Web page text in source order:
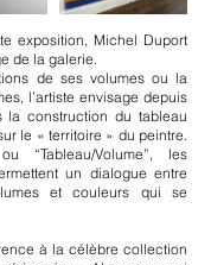
exposition, Michel Duport
de la galerie.
de ses volumes ou la
l’artiste envisage depuis
la construction du tableau
le « territoire » du peintre.
“Tableau/Volume”, les
un dialogue entre
et couleurs qui se
à la célèbre collection